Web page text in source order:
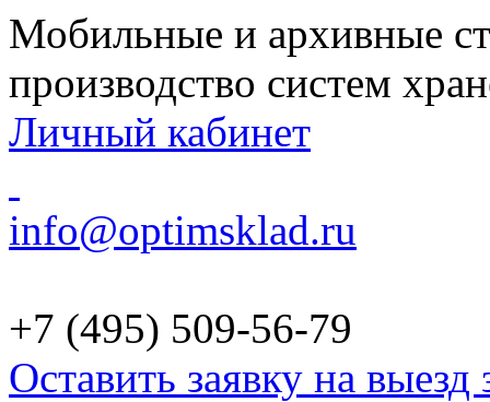
Мобильные и архивные
производство систем
Личный кабинет
info@optimsklad.ru
+7 (495) 509-56-79
Оставить заявку на